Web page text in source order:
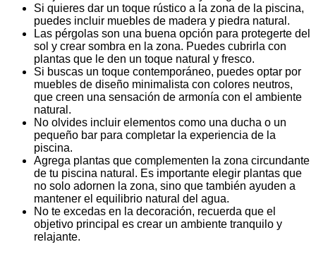
Si quieres dar un toque rústico a la zona de la piscina,
puedes incluir muebles de madera y piedra natural.
Las pérgolas son una buena opción para protegerte del
sol y crear sombra en la zona. Puedes cubrirla con
plantas que le den un toque natural y fresco.
Si buscas un toque contemporáneo, puedes optar por
muebles de diseño minimalista con colores neutros,
que creen una sensación de armonía con el ambiente
natural.
No olvides incluir elementos como una ducha o un
pequeño bar para completar la experiencia de la
piscina.
Agrega plantas que complementen la zona circundante
de tu piscina natural. Es importante elegir plantas que
no solo adornen la zona, sino que también ayuden a
mantener el equilibrio natural del agua.
No te excedas en la decoración, recuerda que el
objetivo principal es crear un ambiente tranquilo y
relajante.